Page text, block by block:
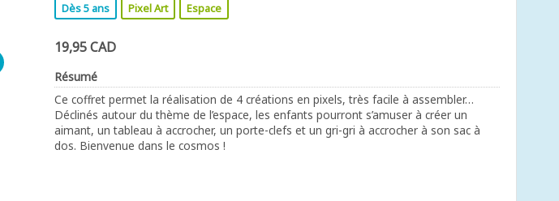
Dès 5 ans Pixel Art Espace
19,95 CAD
Résumé
Ce coffret permet la réalisation de 4 créations en pixels, très facile à assembler…
Déclinés autour du thème de l’espace, les enfants pourront s’amuser à créer un
aimant, un tableau à accrocher, un porte-clefs et un gri-gri à accrocher à son sac à
dos. Bienvenue dans le cosmos !